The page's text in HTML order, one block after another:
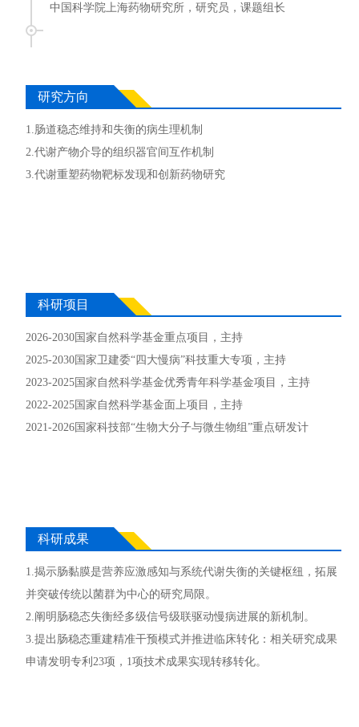
中国科学院上海药物研究所，研究员，课题组长
研究方向
1.肠道稳态维持和失衡的病生理机制
2.代谢产物介导的组织器官间互作机制
3.代谢重塑药物靶标发现和创新药物研究
科研项目
2026-2030国家自然科学基金重点项目，主持
2025-2030国家卫建委“四大慢病”科技重大专项，主持
2023-2025国家自然科学基金优秀青年科学基金项目，主持
2022-2025国家自然科学基金面上项目，主持
2021-2026国家科技部“生物大分子与微生物组”重点研发计
题，主持
科研成果
1.揭示肠黏膜是营养应激感知与系统代谢失衡的关键枢纽，拓展
并突破传统以菌群为中心的研究局限。
2.阐明肠稳态失衡经多级信号级联驱动慢病进展的新机制。
3.提出肠稳态重建精准干预模式并推进临床转化：相关研究成果
申请发明专利23项，1项技术成果实现转移转化。